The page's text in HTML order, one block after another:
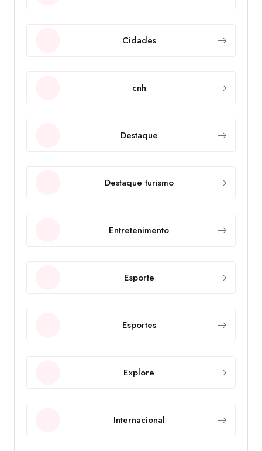
Cidades
cnh
Destaque
Destaque turismo
Entretenimento
Esporte
Esportes
Explore
Internacional